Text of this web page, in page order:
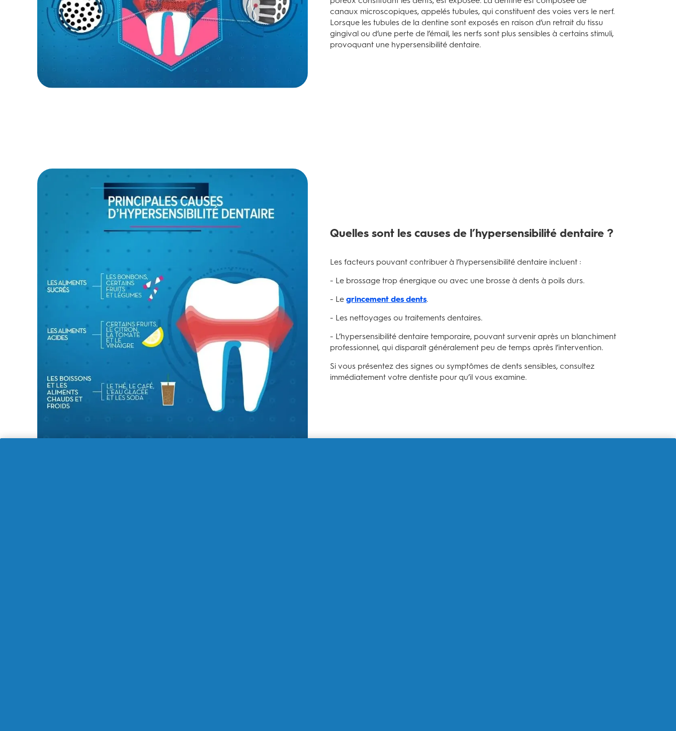
canaux microscopiques, appelés tubules, qui constituent des voies vers le nerf.
Lorsque les tubules de la dentine sont exposés en raison d’un retrait du tissu
gingival ou d’une perte de l’émail, les nerfs sont plus sensibles à certains stimuli,
provoquant une hypersensibilité dentaire.
Quelles sont les causes de l’hypersensibilité dentaire ?
Les facteurs pouvant contribuer à l’hypersensibilité dentaire incluent :
- Le brossage trop énergique ou avec une brosse à dents à poils durs.
- Legrincement des dents.
- Les nettoyages ou traitements dentaires.
- L’hypersensibilité dentaire temporaire, pouvant survenir après un blanchiment
professionnel, qui disparaît généralement peu de temps après l’intervention.
Si vous présentez des signes ou symptômes de dents sensibles, consultez
immédiatement votre dentiste pour qu’il vous examine.